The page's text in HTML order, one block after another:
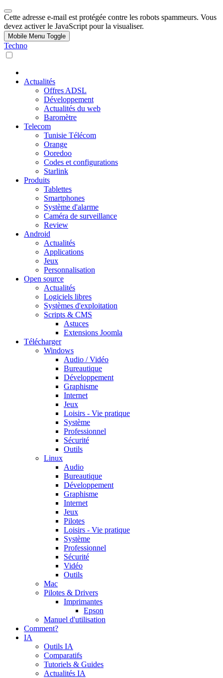
Cette adresse e-mail est protégée contre les robots spammeurs. Vous
devez activer le JavaScript pour la visualiser.
Mobile Menu Toggle
Techno
Actualités
Offres ADSL
Développement
Actualités du web
Baromètre
Telecom
Tunisie Télécom
Orange
Ooredoo
Codes et configurations
Starlink
Produits
Tablettes
Smartphones
Système d'alarme
Caméra de surveillance
Review
Android
Actualités
Applications
Jeux
Personnalisation
Open source
Actualités
Logiciels libres
Systèmes d'exploitation
Scripts & CMS
Astuces
Extensions Joomla
Télécharger
Windows
Audio / Vidéo
Bureautique
Développement
Graphisme
Internet
Jeux
Loisirs - Vie pratique
Système
Professionnel
Sécurité
Outils
Linux
Audio
Bureautique
Développement
Graphisme
Internet
Jeux
Pilotes
Loisirs - Vie pratique
Système
Professionnel
Sécurité
Vidéo
Outils
Mac
Pilotes & Drivers
Imprimantes
Epson
Manuel d'utilisation
Comment?
IA
Outils IA
Comparatifs
Tutoriels & Guides
Actualités IA